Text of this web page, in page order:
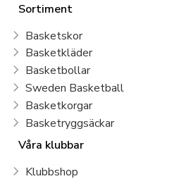
Sortiment
Basketskor
Basketkläder
Basketbollar
Sweden Basketball
Basketkorgar
Basketryggsäckar
Våra klubbar
Klubbshop